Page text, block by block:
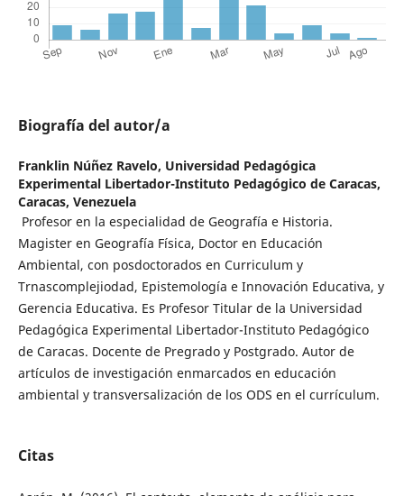
Biografía del autor/a
Franklin Núñez Ravelo, Universidad Pedagógica
Experimental Libertador-Instituto Pedagógico de Caracas,
Caracas, Venezuela
Profesor en la especialidad de Geografía e Historia.
Magister en Geografía Física, Doctor en Educación
Ambiental, con posdoctorados en Curriculum y
Trnascomplejiodad, Epistemología e Innovación Educativa, y
Gerencia Educativa. Es Profesor Titular de la Universidad
Pedagógica Experimental Libertador-Instituto Pedagógico
de Caracas. Docente de Pregrado y Postgrado. Autor de
artículos de investigación enmarcados en educación
ambiental y transversalización de los ODS en el currículum.
Citas